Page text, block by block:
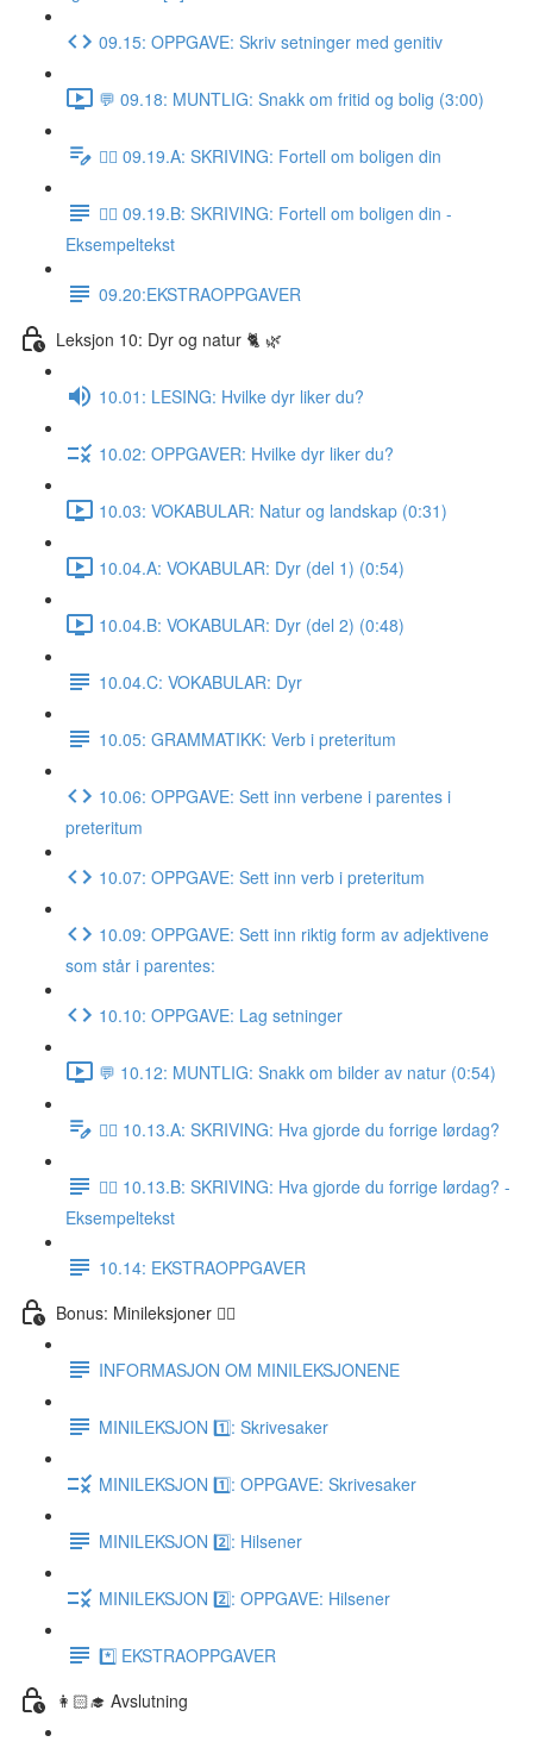
09.15: OPPGAVE: Skriv setninger med genitiv
💬 09.18: MUNTLIG: Snakk om fritid og bolig (3:00)
✍🏼 09.19.A: SKRIVING: Fortell om boligen din
✍🏼 09.19.B: SKRIVING: Fortell om boligen din -
Eksempeltekst
09.20:EKSTRAOPPGAVER
Leksjon 10: Dyr og natur 🐈 🌿
10.01: LESING: Hvilke dyr liker du?
10.02: OPPGAVER: Hvilke dyr liker du?
10.03: VOKABULAR: Natur og landskap (0:31)
10.04.A: VOKABULAR: Dyr (del 1) (0:54)
10.04.B: VOKABULAR: Dyr (del 2) (0:48)
10.04.C: VOKABULAR: Dyr
10.05: GRAMMATIKK: Verb i preteritum
10.06: OPPGAVE: Sett inn verbene i parentes i
preteritum
10.07: OPPGAVE: Sett inn verb i preteritum
10.09: OPPGAVE: Sett inn riktig form av adjektivene
som står i parentes:
10.10: OPPGAVE: Lag setninger
💬 10.12: MUNTLIG: Snakk om bilder av natur (0:54)
✍🏼 10.13.A: SKRIVING: Hva gjorde du forrige lørdag?
✍🏼 10.13.B: SKRIVING: Hva gjorde du forrige lørdag? -
Eksempeltekst
10.14: EKSTRAOPPGAVER
Bonus: Minileksjoner 👌🏻
INFORMASJON OM MINILEKSJONENE
MINILEKSJON 1️⃣: Skrivesaker
MINILEKSJON 1️⃣: OPPGAVE: Skrivesaker
MINILEKSJON 2️⃣: Hilsener
MINILEKSJON 2️⃣: OPPGAVE: Hilsener
*️⃣ EKSTRAOPPGAVER
👩🏻‍🎓 Avslutning